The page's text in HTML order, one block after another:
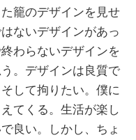
籠のデザインを見せ
ないデザインがあっ
わらないデザインを
。デザインは良質で
して拘りたい。僕に
てくる。生活が楽し
良い。しかし、ちょ